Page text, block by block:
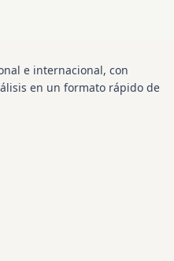
e internacional, con
en un formato rápido de